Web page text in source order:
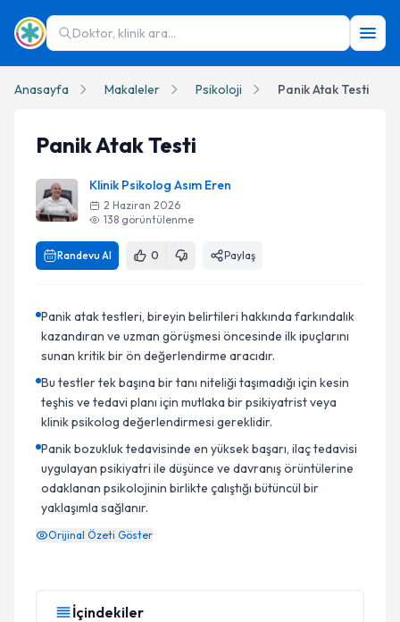
Doktor, klinik ara...
Anasayfa Makaleler Psikoloji Panik Atak Testi
Panik Atak Testi
Klinik Psikolog Asım Eren
2 Haziran 2026
138 görüntülenme
Randevu Al 0 Paylaş
Panik atak testleri, bireyin belirtileri hakkında farkındalık
kazandıran ve uzman görüşmesi öncesinde ilk ipuçlarını
sunan kritik bir ön değerlendirme aracıdır.
Bu testler tek başına bir tanı niteliği taşımadığı için kesin
teşhis ve tedavi planı için mutlaka bir psikiyatrist veya
klinik psikolog değerlendirmesi gereklidir.
Panik bozukluk tedavisinde en yüksek başarı, ilaç tedavisi
uygulayan psikiyatri ile düşünce ve davranış örüntülerine
odaklanan psikolojinin birlikte çalıştığı bütüncül bir
yaklaşımla sağlanır.
Orijinal Özeti Göster
İçindekiler